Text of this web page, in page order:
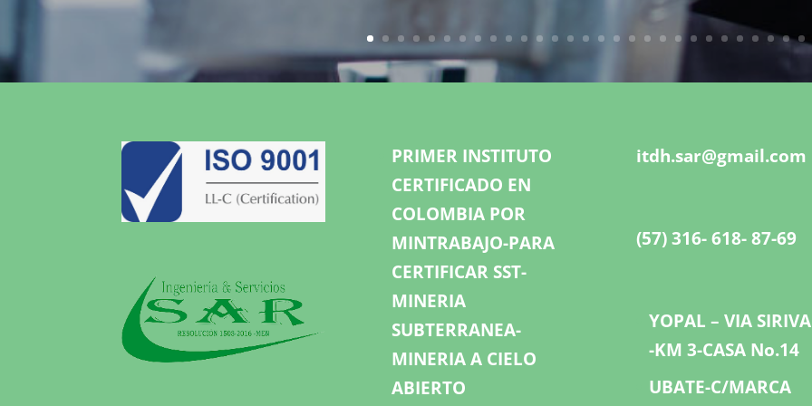
PRIMER INSTITUTO
CERTIFICADO EN
COLOMBIA POR
MINTRABAJO-PARA
CERTIFICAR SST-
MINERIA
SUBTERRANEA-
MINERIA A CIELO
ABIERTO
itdh.sar@gmail.com
(57) 316- 618- 87-69
YOPAL – VIA
-KM 3-CASA No.14
UBATE-C/MARCA